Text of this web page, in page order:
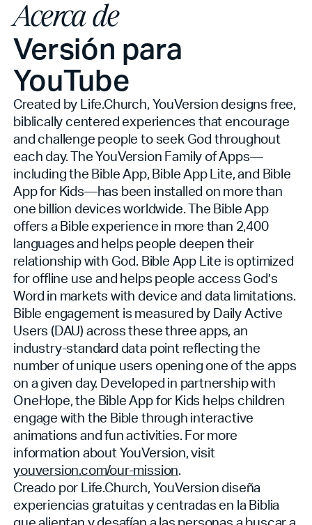
Acerca de
Versión para
YouTube
Created by Life.Church, YouVersion designs free,
biblically centered experiences that encourage
and challenge people to seek God throughout
each day. The YouVersion Family of Apps—
including the Bible App, Bible App Lite, and Bible
App for Kids—has been installed on more than
one billion devices worldwide. The Bible App
offers a Bible experience in more than 2,400
languages and helps people deepen their
relationship with God. Bible App Lite is optimized
for offline use and helps people access God’s
Word in markets with device and data limitations.
Bible engagement is measured by Daily Active
Users (DAU) across these three apps, an
industry-standard data point reflecting the
number of unique users opening one of the apps
on a given day. Developed in partnership with
OneHope, the Bible App for Kids helps children
engage with the Bible through interactive
animations and fun activities. For more
information about YouVersion, visit
youversion.com/our-mission.
Creado por Life.Church, YouVersion diseña
experiencias gratuitas y centradas en la Biblia